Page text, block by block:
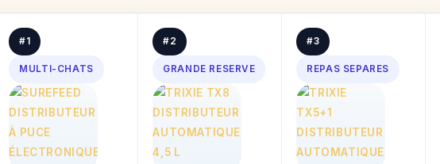
#1
MULTI-CHATS
#2
GRANDE RESERVE
#3
REPAS SEPARES